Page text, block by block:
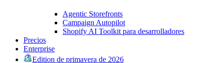
Agentic Storefronts
Campaign Autopilot
Shopify AI Toolkit para desarrolladores
Precios
Enterprise
Edition de primavera de 2026